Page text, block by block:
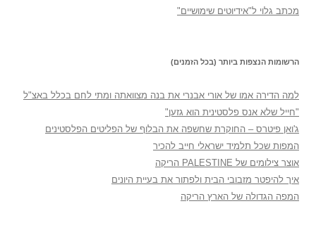
מכתב גלוי ל"אידיוטים שימושיים"
הרשומות הנצפות ביותר (בכל הזמנים)
למה הדירה אמו של אורי אבנרי את בנה מצוואתה ומתי לחם בכלל באצ"ל
"חייל שלא אנס פלסטינית הוא גזען"
ג'ואן פיטרס – החוקרת שחשפה את הבלוף של הפליטים הפלסטינים
המפות שכל תלמיד ישראלי חייב להכיר
אוצר צילומים של PALESTINE הריקה
איך להיפטר מזבובי הבית ולפתור את בעיית היונים
המפה הגדולה של הארץ הריקה